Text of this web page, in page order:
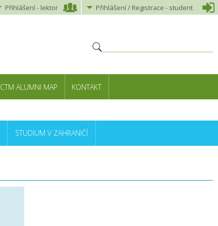
Přihlášení- lektor Přihlášení/ Registrace - student
CTM ALUMNI MAP KONTAKT
STUDIUM V ZAHRANIČÍ